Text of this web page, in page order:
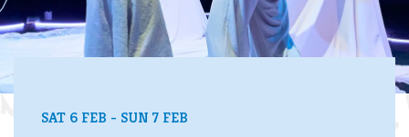
SAT 6 FEB - SUN 7 FEB